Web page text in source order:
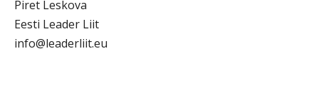
Piret Leskova
Eesti Leader Liit
info@leaderliit.eu